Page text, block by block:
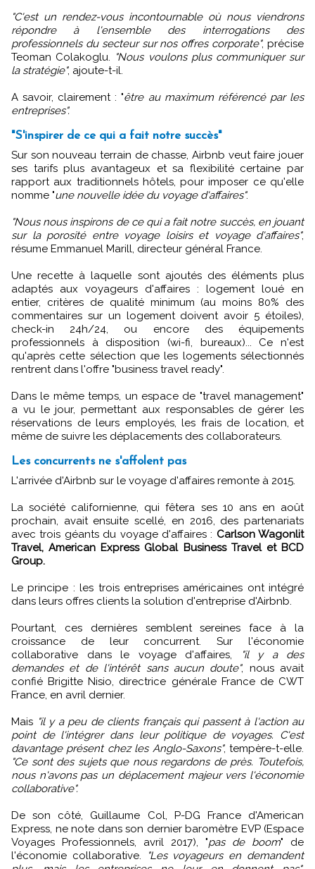
"C'est un rendez-vous incontournable où nous viendrons
répondre à l'ensemble des interrogations des
professionnels du secteur sur nos offres corporate", précise
Teoman Colakoglu.
"Nous voulons plus communiquer sur
la stratégie", ajoute-t-il.
A savoir, clairement : "être au maximum référencé par les
entreprises".
"S'inspirer de ce qui a fait notre succès"
Sur son nouveau terrain de chasse, Airbnb veut faire jouer
ses tarifs plus avantageux et sa flexibilité certaine par
rapport aux traditionnels hôtels, pour imposer ce qu'elle
nomme "une nouvelle idée du voyage d'affaires".
"Nous nous inspirons de ce qui a fait notre succès, en jouant
sur la porosité entre voyage loisirs et voyage d'affaires",
résume Emmanuel Marill, directeur général France.
Une recette à laquelle sont ajoutés des éléments plus
adaptés aux voyageurs d'affaires : logement loué en
entier, critères de qualité minimum (au moins 80% des
commentaires sur un logement doivent avoir 5 étoiles),
check-in 24h/24, ou encore des équipements
professionnels à disposition (wi-fi, bureaux)... Ce n'est
qu'après cette sélection que les logements sélectionnés
rentrent dans l'offre "business travel ready".
Dans le même temps, un espace de "travel management"
a vu le jour, permettant aux responsables de gérer les
réservations de leurs employés, les frais de location, et
même de suivre les déplacements des collaborateurs.
Les concurrents ne s'affolent pas
L'arrivée d'Airbnb sur le voyage d'affaires remonte à 2015.
La société californienne, qui fêtera ses 10 ans en août
prochain, avait ensuite scellé, en 2016, des partenariats
avec trois géants du voyage d'affaires : Carlson Wagonlit
Travel, American Express Global Business Travel et BCD
Group.
Le principe : les trois entreprises américaines ont intégré
dans leurs offres clients la solution d'entreprise d'Airbnb.
Pourtant, ces dernières semblent sereines face à la
croissance de leur concurrent. Sur l'économie
collaborative dans le voyage d'affaires,
"il y a des
demandes et de l'intérêt sans aucun doute", nous avait
confié Brigitte Nisio, directrice générale France de CWT
France, en avril dernier.
Mais "il y a peu de clients français qui passent à l'action au
point de l'intégrer dans leur politique de voyages. C'est
davantage présent chez les Anglo-Saxons", tempère-t-elle.
"Ce sont des sujets que nous regardons de près. Toutefois,
nous n'avons pas un déplacement majeur vers l'économie
collaborative".
De son côté, Guillaume Col, P-DG France d'American
Express, ne note dans son dernier baromètre EVP (Espace
Voyages Professionnels, avril 2017), "pas de boom" de
l'économie collaborative.
"Les voyageurs en demandent